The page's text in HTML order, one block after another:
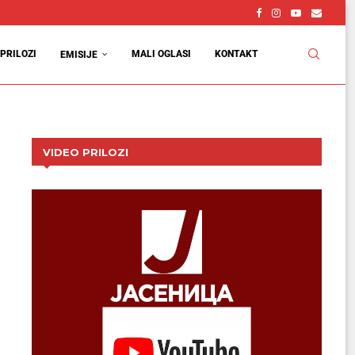
PRILOZI EMISIJE MALI OGLASI KONTAKT
VIDEO PRILOZI